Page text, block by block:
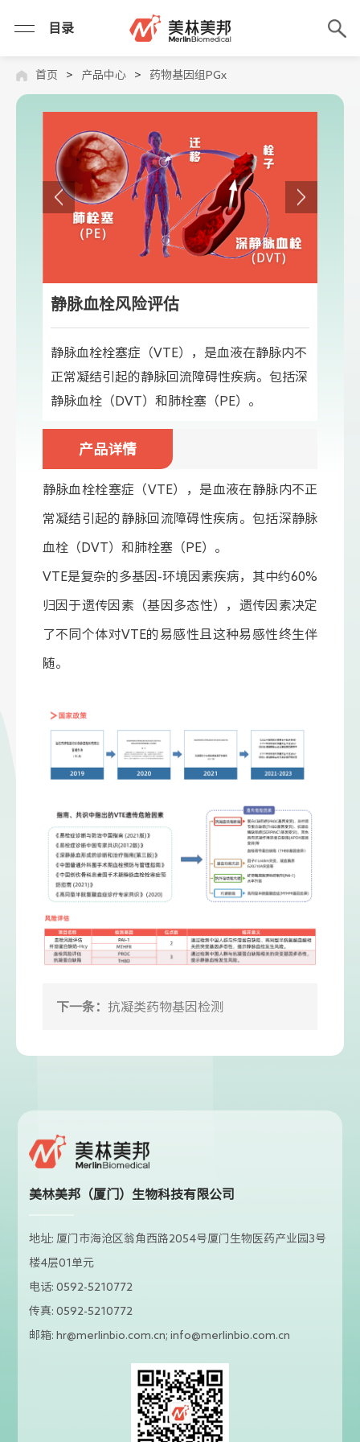
目录
首页 > 产品中心 > 药物基因组PGx
静脉血栓风险评估
静脉血栓栓塞症（VTE），是血液在静脉内不
正常凝结引起的静脉回流障碍性疾病。包括深
静脉血栓（DVT）和肺栓塞（PE）。
产品详情
静脉血栓栓塞症（VTE），是血液在静脉内不正
常凝结引起的静脉回流障碍性疾病。包括深静脉
血栓（DVT）和肺栓塞（PE）。
VTE是复杂的多基因-环境因素疾病，其中约60%
归因于遗传因素（基因多态性），遗传因素决定
了不同个体对VTE的易感性且这种易感性终生伴
随。
下一条： 抗凝类药物基因检测
美林美邦（厦门）生物科技有限公司
地址: 厦门市海沧区翁角西路2054号厦门生物医药产业园3号
楼4层01单元
电话: 0592-5210772
传真: 0592-5210772
邮箱: hr@merlinbio.com.cn; info@merlinbio.com.cn